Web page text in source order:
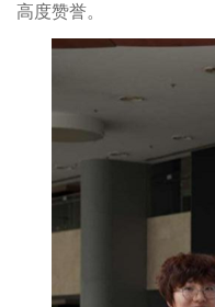
高度赞誉。